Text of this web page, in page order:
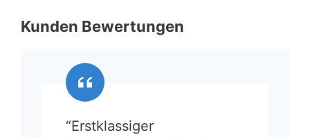
Kunden Bewertungen
“Erstklassiger